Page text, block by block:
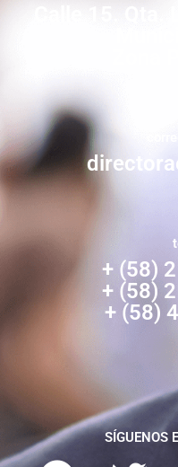
Calle 15.
Zona
+ (58)
+ (58)
+ (58)
SÍGUENOS